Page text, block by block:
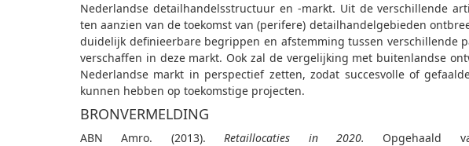
Nederlandse detailhandelsstructuur en -markt. Uit de verschillende
ten aanzien van de toekomst van (perifere) detailhandelgebieden
duidelijk definieerbare begrippen en afstemming tussen verschillende
verschaffen in deze markt. Ook zal de vergelijking met buitenlandse
Nederlandse markt in perspectief zetten, zodat succesvolle of
kunnen hebben op toekomstige projecten.
BRONVERMELDING
ABN Amro. (2013).Retaillocaties in 2020. Opgehaald